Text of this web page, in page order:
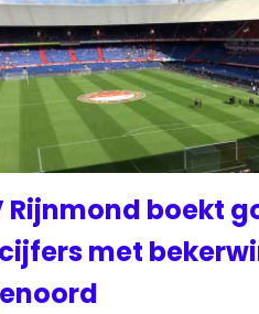
Rijnmond boekt
met